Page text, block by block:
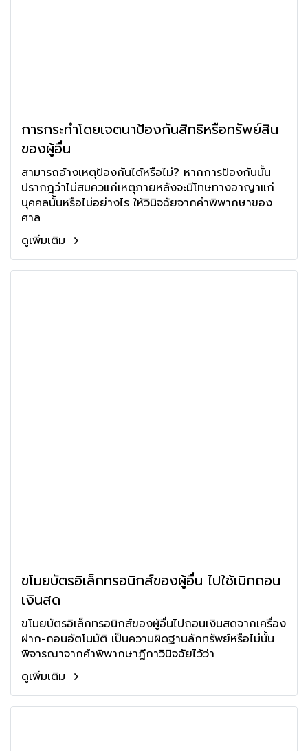
การกระทำโดยเจตนาป้องกันสิทธิหรือทรัพย์สิน
ของผู้อื่น
สามารถอ้างเหตุป้องกันได้หรือไม่? หากการป้องกันนั้น
ปรากฎว่าไม่สมควแก่เหตุภายหลังจะมีโทษทางอาญาแก่
บุคคลนั้นหรือไม่อย่างไร ให้วินิจฉัยจากคำพิพากษาของ
ศาล
ดูเพิ่มเติม
ขโมยบัตรอิเล็กทรอนิกส์ของผู้อื่น ไปใช้เบิกถอน
เงินสด
ขโมยบัตรอิเล็กทรอนิกส์ของผู้อื่นไปถอนเงินสดจากเครื่อง
ฝาก-ถอนอัตโนมัติ เป็นความผิดฐานลักทรัพย์หรือไม่นั้น
พิจารณาจากคำพิพากษาฎีกาวินิจฉัยไว้ว่า
ดูเพิ่มเติม